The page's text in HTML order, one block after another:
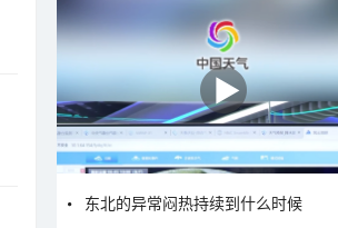
东北的异常闷热持续到什么时候